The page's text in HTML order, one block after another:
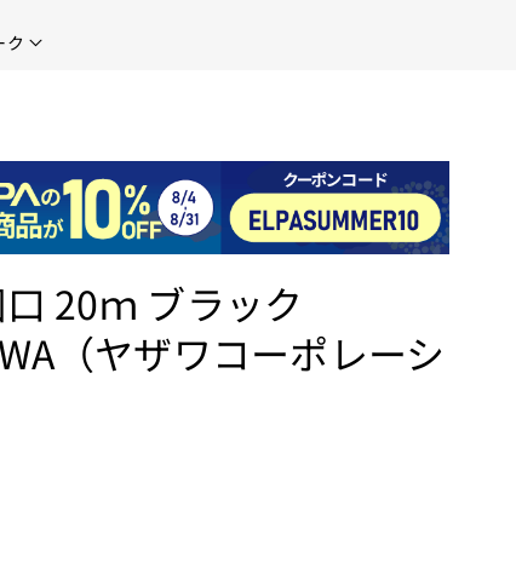
ク
20ｍ ブラック
（ヤザワコーポレーシ